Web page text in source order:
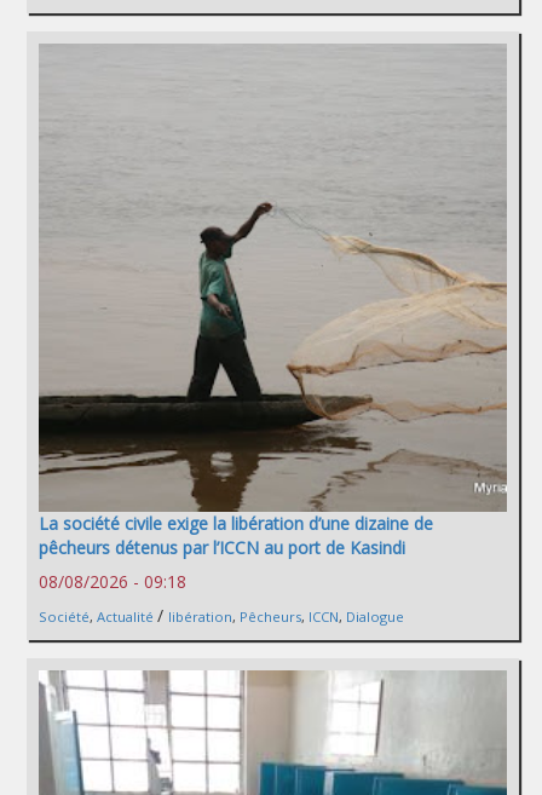
La société civile exige la libération d’une dizaine de
pêcheurs détenus par l’ICCN au port de Kasindi
08/08/2026 - 09:18
Société, Actualité / libération, Pêcheurs, ICCN, Dialogue